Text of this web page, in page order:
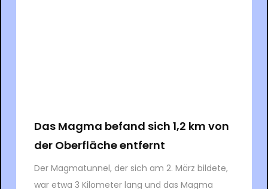
Das Magma befand sich 1,2 km von
der Oberfläche entfernt
Der Magmatunnel, der sich am 2. März bildete,
war etwa 3 Kilometer lang und das Magma